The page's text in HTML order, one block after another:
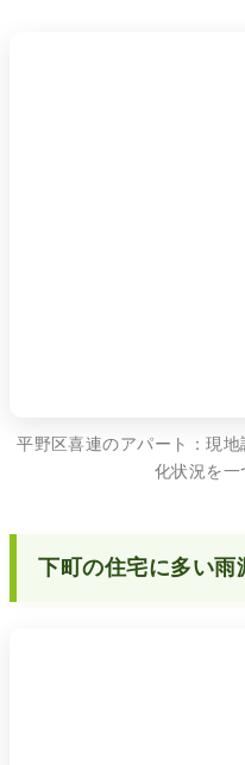
平野区喜連のアパート：現
化状況を一
下町の住宅に多い雨